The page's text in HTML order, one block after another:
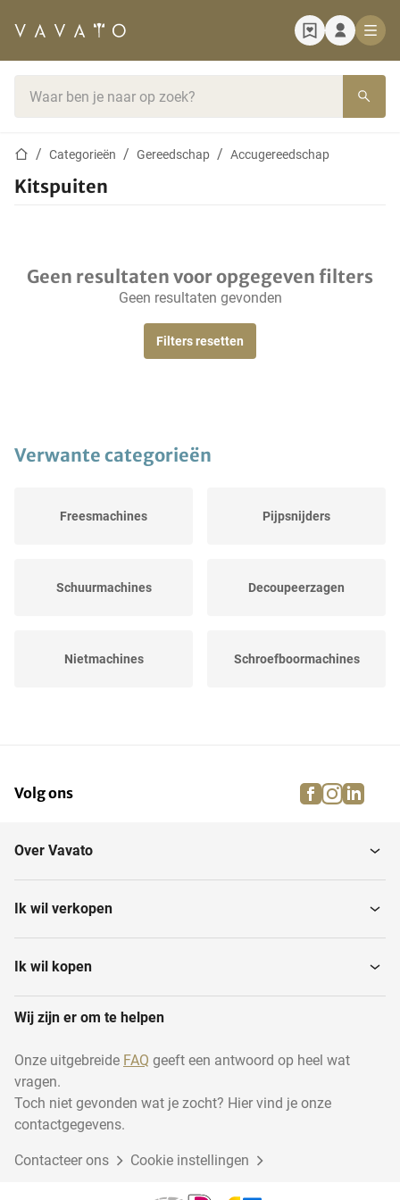
StartpaginaCategorieën Gereedschap Accugereedschap
Kitspuiten
Geen resultaten voor opgegeven filters
Geen resultaten gevonden
Filters resetten
Verwante categorieën
Freesmachines Pijpsnijders
Schuurmachines Decoupeerzagen
Nietmachines Schroefboormachines
Overig accugereedschap
Reciprozagen
Accu's en laders
Volg ons facebook
Over Vavato
Ik wil verkopen
Ik wil kopen
Wij zijn er om te helpen
Onze uitgebreide FAQ geeft een antwoord op heel wat
vragen.
Toch niet gevonden wat je zocht? Hier vind je onze
contactgegevens.
Contacteer ons Cookie instellingen